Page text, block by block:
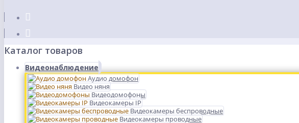
Каталог товаров
Видеонаблюдение
Аудио домофон
Видео няня
Видеодомофоны
Видеокамеры IP
Видеокамеры беспроводные
Видеокамеры проводные